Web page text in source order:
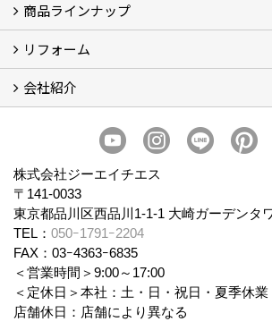
アイフルホームについて (5)
商品ラインナップ
商品ラインナップ
リフォーム
まるごと断熱リフォーム
イベント情報
施工事例
会社紹介
スタッフ紹介
個人情報保護方針
株式会社ジーエイチエス
〒141-0033
東京都品川区西品川1-1-1 大崎ガーデンタ
TEL： 050ｰ1791ｰ2204
FAX：03ｰ4363ｰ6835
＜営業時間＞9:00～17:00
＜定休日＞本社：土・日・祝日・夏季休業
店舗休日：店舗により異なる